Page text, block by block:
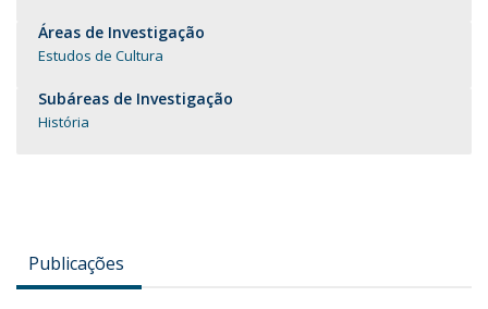
Áreas de Investigação
Estudos de Cultura
Subáreas de Investigação
História
Publicações